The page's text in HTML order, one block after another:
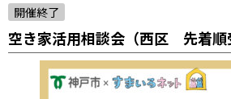
開催終了
空き家活用相談会（西区 先着順